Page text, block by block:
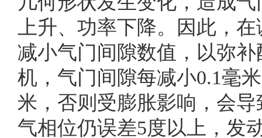
上升、功率下降。因此，
减小气门间隙数值，以弥
机，气门间隙每减小0.1毫
米，否则受膨胀影响，会
气相位仍误差5度以上，发